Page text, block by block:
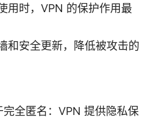
用时，VPN 的保护作用最
和安全更新，降低被攻击的
完全匿名：VPN 提供隐私保